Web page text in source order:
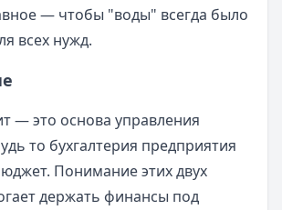
— чтобы "воды" всегда было
всех нужд.
— это основа управления
то бухгалтерия предприятия
Понимание этих двух
держать финансы под